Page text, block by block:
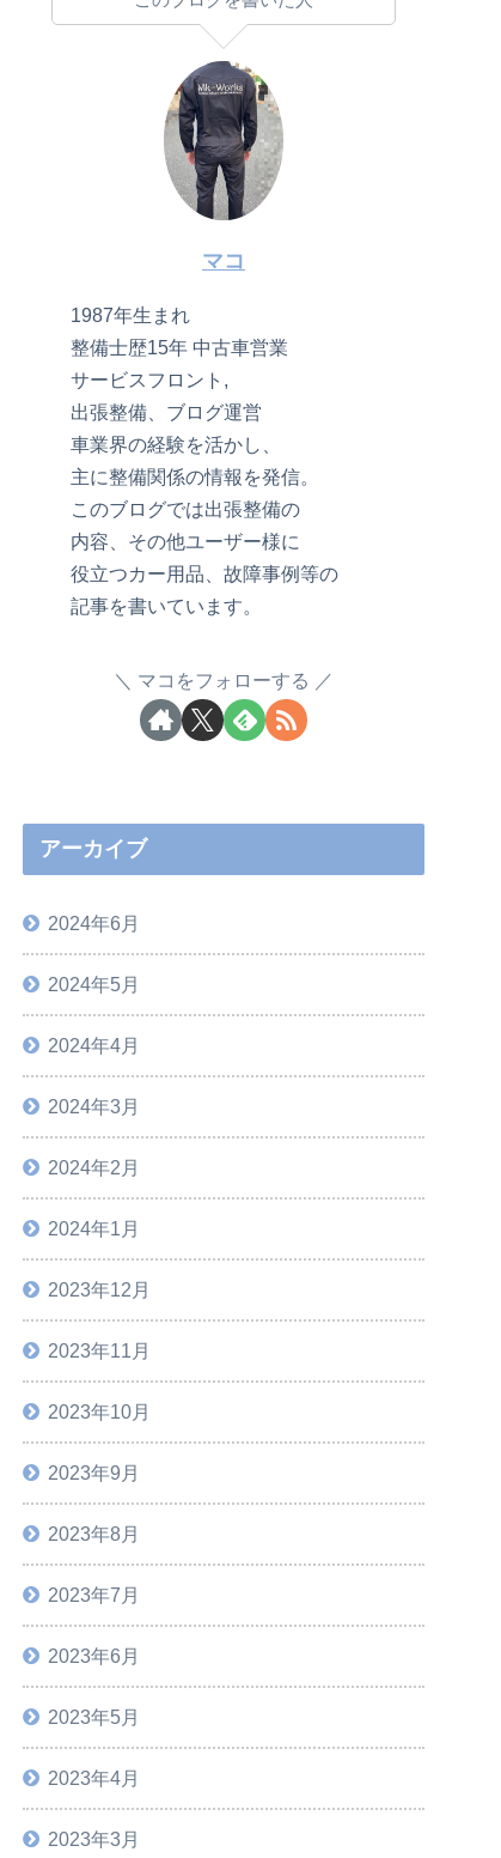
マコ
1987年生まれ
整備士歴15年 中古車営業
サービスフロント,
出張整備、ブログ運営
車業界の経験を活かし、
主に整備関係の情報を発信。
このブログでは出張整備の
内容、その他ユーザー様に
役立つカー用品、故障事例等の
記事を書いています。
マコをフォローする
アーカイブ
2024年6月
2024年5月
2024年4月
2024年3月
2024年2月
2024年1月
2023年12月
2023年11月
2023年10月
2023年9月
2023年8月
2023年7月
2023年6月
2023年5月
2023年4月
2023年3月